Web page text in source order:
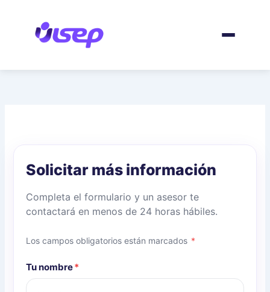
contenido
Solicitar más información
Completa el formulario y un asesor te
contactará en menos de 24 horas hábiles.
Los campos obligatorios están marcados *
Tu nombre*